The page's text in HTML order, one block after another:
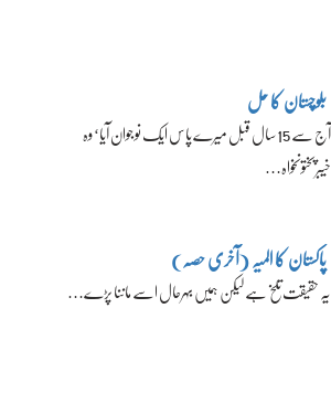
بلوچستان کا حل
آج سے 15 سال قبل میرے پاس ایک نوجوان آیا‘ وہ
خیبرپختونخواہ…
پاکستان کا المیہ (آخری حصہ)
یہ حقیقت تلخ ہے لیکن ہمیں بہرحال اسے ماننا پڑے…